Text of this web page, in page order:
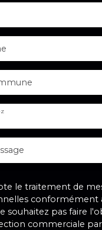
le traitement de
conformément
souhaitez pas faire
commerciale